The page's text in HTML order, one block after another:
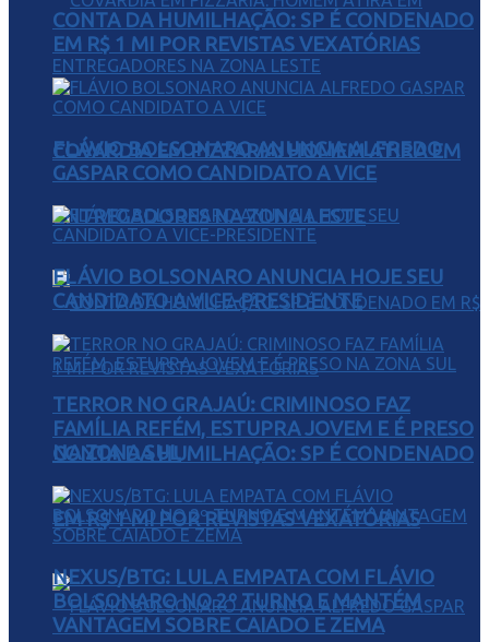
COVARDIA EM PIZZARIA: HOMEM ATIRA EM
ENTREGADORES NA ZONA LESTE
CONTA DA HUMILHAÇÃO: SP É CONDENADO
EM R$ 1 MI POR REVISTAS VEXATÓRIAS
CONTA DA HUMILHAÇÃO: SP É CONDENADO
EM R$ 1 MI POR REVISTAS VEXATÓRIAS
FLÁVIO BOLSONARO ANUNCIA ALFREDO
GASPAR COMO CANDIDATO A VICE
FLÁVIO BOLSONARO ANUNCIA HOJE SEU
CANDIDATO A VICE-PRESIDENTE
TERROR NO GRAJAÚ: CRIMINOSO FAZ
FAMÍLIA REFÉM, ESTUPRA JOVEM E É PRESO
NA ZONA SUL
NEXUS/BTG: LULA EMPATA COM FLÁVIO
BOLSONARO NO 2º TURNO E MANTÉM
VANTAGEM SOBRE CAIADO E ZEMA